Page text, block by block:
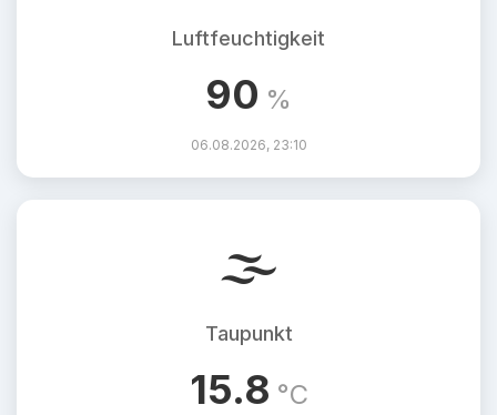
Luftfeuchtigkeit
90 %
06.08.2026, 23:10
🌫️
Taupunkt
15.8 °C